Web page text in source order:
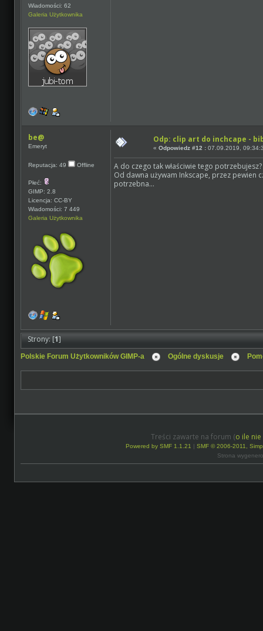
Wiadomości: 62
Galeria Użytkownika
be@
Emeryt
Reputacja: 49 Offline
Płeć:
GIMP: 2.8
Licencja: CC-BY
Wiadomości: 7 449
Galeria Użytkownika
Odp: clip art do inchcape -
«Odpowiedz #12 : 07.09.2019,
A do czego tak właściwie tego
Od dawna używam Inkscape, przez pewien
potrzebna...
Strony: [1]
Polskie Forum Użytkowników GIMP-a Ogólne dyskusje
Treści zawarte na forum (o ile
Powered by SMF 1.1.21 | SMF © 2006-2011,
Strona